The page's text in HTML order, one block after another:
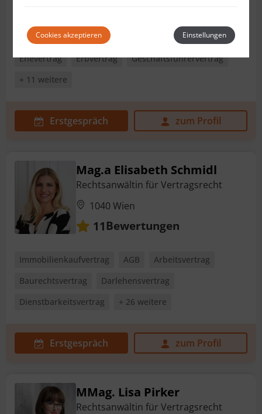
Immobilienkaufvertrag
Bauträgervertrag
Ehevertrag
Erbvertrag
Geschäftsführervertrag
+ 11 weitere
Erstgespräch zum Profil
Mag.a Elisabeth Schmidl
Rechtsanwältin für Vertragsrecht
1040 Wien
11Bewertungen
Immobilienkaufvertrag AGB
Arbeitsvertrag
Baurechtsvertrag
Darlehensvertrag
Dienstbarkeitsvertrag
+ 26 weitere
Erstgespräch zum Profil
MMag. Lisa Pirker
Rechtsanwältin für Vertragsrecht
Cookies akzeptieren Einstellungen